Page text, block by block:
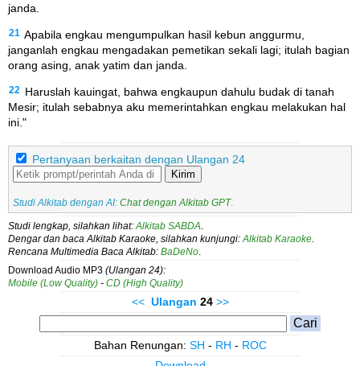
janda.
21 Apabila engkau mengumpulkan hasil kebun anggurmu,
janganlah engkau mengadakan pemetikan sekali lagi; itulah bagian
orang asing, anak yatim dan janda.
22 Haruslah kauingat, bahwa engkaupun dahulu budak di tanah
Mesir; itulah sebabnya aku memerintahkan engkau melakukan hal
ini."
Pertanyaan berkaitan dengan Ulangan 24
Kirim
Studi Alkitab dengan AI: Chat dengan Alkitab GPT.
Studi lengkap, silahkan lihat: Alkitab SABDA
Dengar dan baca Alkitab Karaoke, silahkan kunjungi: Alkitab Karaoke
Rencana Multimedia Baca Alkitab: BaDeNo
Download Audio MP3 (Ulangan 24):
Mobile (Low Quality) - CD (High Quality)
<< Ulangan 24 >>
Bahan Renungan: SH - RH - ROC